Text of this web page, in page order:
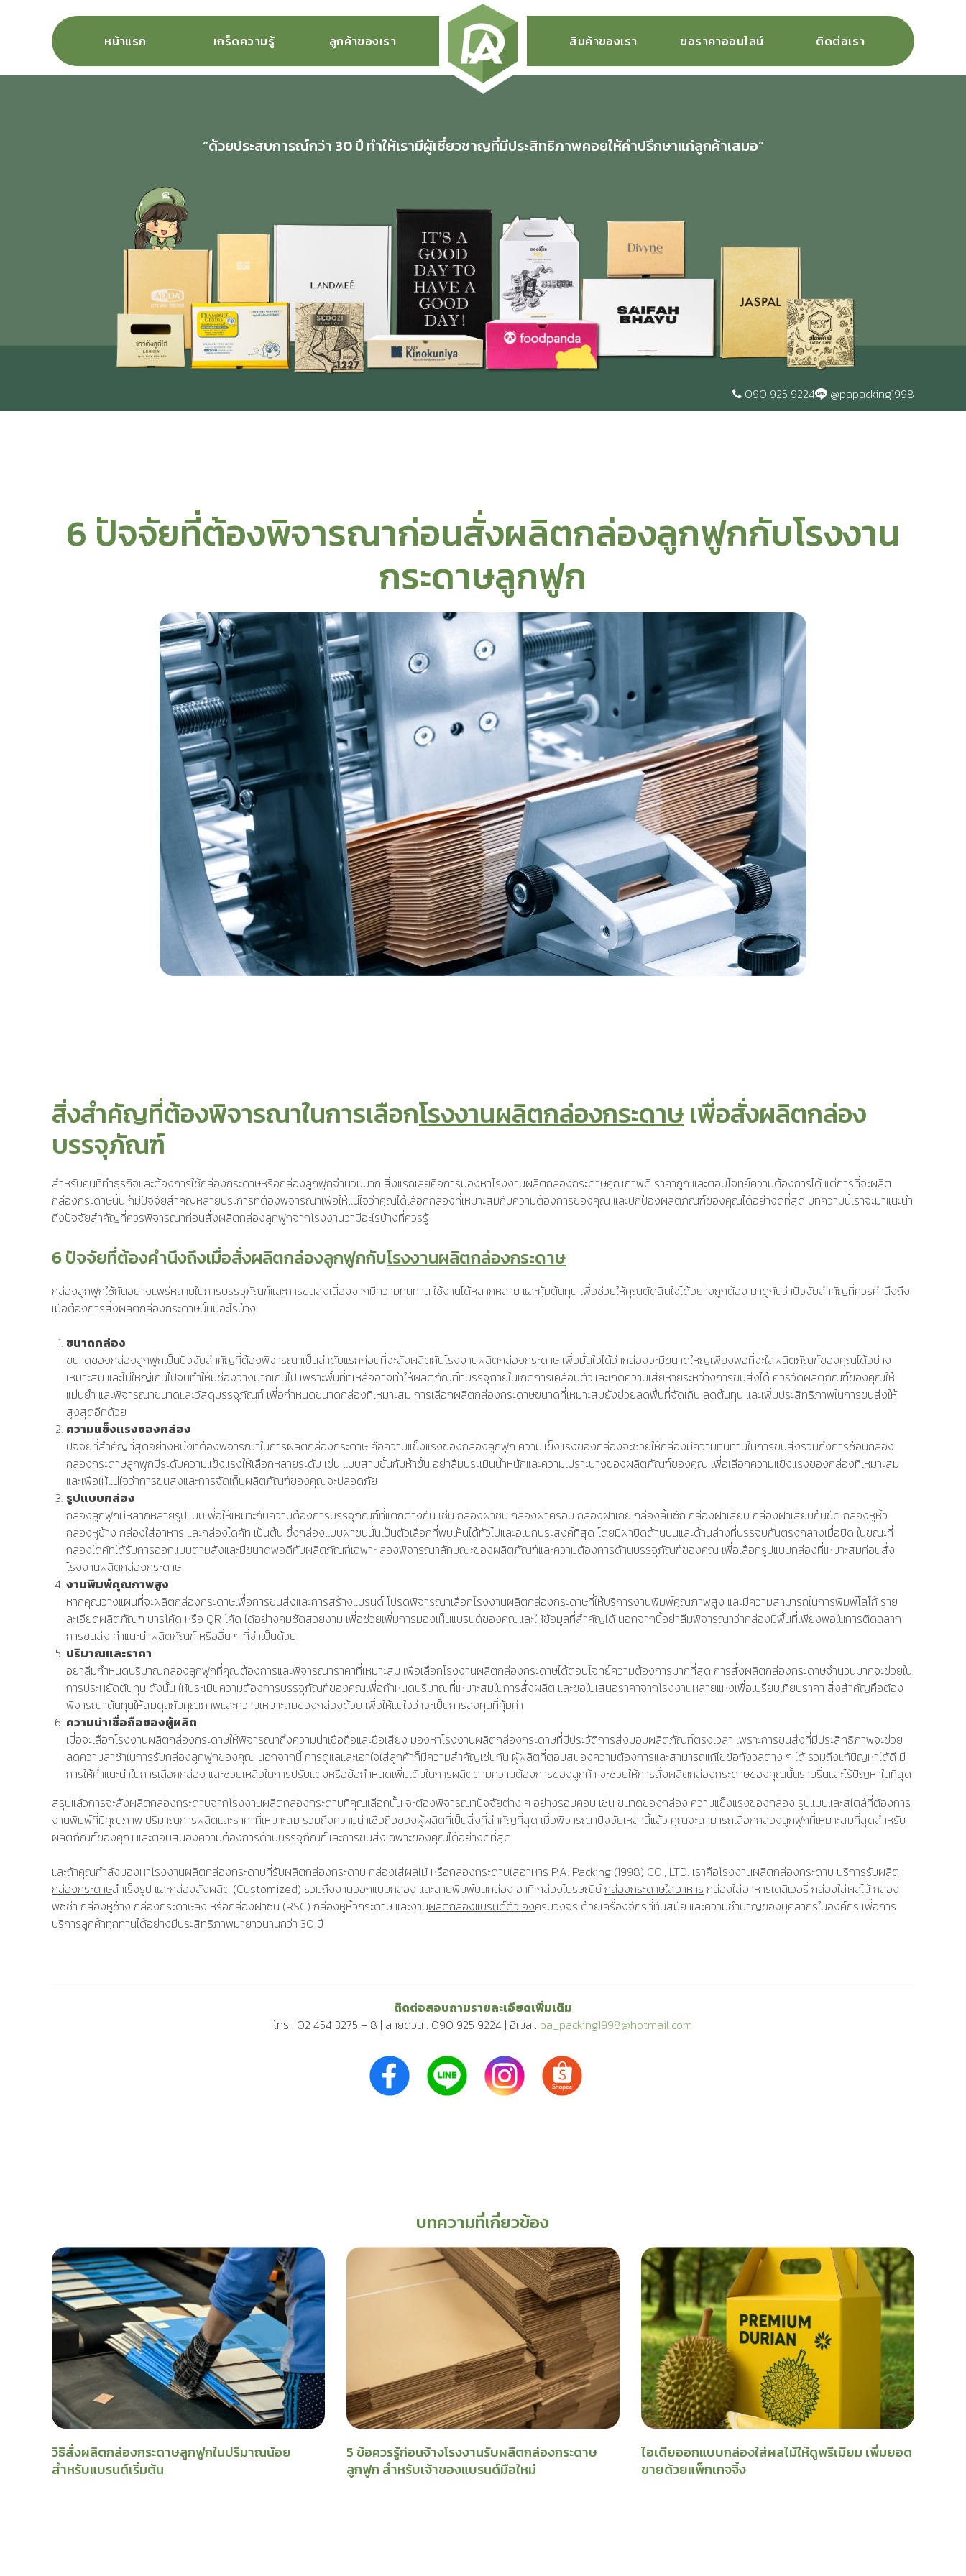
หน้าแรก เกร็ดความรู้ ลูกค้าของเรา สินค้าของเรา ขอราคาออนไลน์ ติดต่อเรา
“ด้วยประสบการณ์กว่า 30 ปี ทำให้เรามีผู้เชี่ยวชาญที่มีประสิทธิภาพคอยให้คำปรึกษาแก่ลูกค้าเสมอ”
090 925 9224 @papacking1998
6 ปัจจัยที่ต้องพิจารณาก่อนสั่งผลิตกล่องลูกฟูกกับโรงงาน
กระดาษลูกฟูก
สิ่งสำคัญที่ต้องพิจารณาในการเลือกโรงงานผลิตกล่องกระดาษเพื่อสั่งผลิตกล่อง
บรรจุภัณฑ์
สำหรับคนที่ทำธุรกิจและต้องการใช้กล่องกระดาษหรือกล่องลูกฟูกจำนวนมาก สิ่งแรกเลยคือการมองหาโรงงานผลิตกล่องกระดาษคุณภาพดี ราคาถูก และตอบโจทย์ความต้องการได้ แต่การที่จะผลิต
กล่องกระดาษนั้น ก็มีปัจจัยสำคัญหลายประการที่ต้องพิจารณาเพื่อให้แน่ใจว่าคุณได้เลือกกล่องที่เหมาะสมกับความต้องการของคุณ และปกป้องผลิตภัณฑ์ของคุณได้อย่างดีที่สุด บทความนี้เราจะมาแนะนำ
ถึงปัจจัยสำคัญที่ควรพิจารณาก่อนสั่งผลิตกล่องลูกฟูกจากโรงงานว่ามีอะไรบ้างที่ควรรู้
6 ปัจจัยที่ต้องคำนึงถึงเมื่อสั่งผลิตกล่องลูกฟูกกับโรงงานผลิตกล่องกระดาษ
กล่องลูกฟูกใช้กันอย่างแพร่หลายในการบรรจุภัณฑ์และการขนส่งเนื่องจากมีความทนทาน ใช้งานได้หลากหลาย และคุ้มต้นทุน เพื่อช่วยให้คุณตัดสินใจได้อย่างถูกต้อง มาดูกันว่าปัจจัยสำคัญที่ควรคำนึงถึง
เมื่อต้องการสั่งผลิตกล่องกระดาษนั้นมีอะไรบ้าง
ขนาดกล่อง
ขนาดของกล่องลูกฟูกเป็นปัจจัยสำคัญที่ต้องพิจารณาเป็นลำดับแรกก่อนที่จะสั่งผลิตกับโรงงานผลิตกล่องกระดาษ เพื่อมั่นใจได้ว่ากล่องจะมีขนาดใหญ่เพียงพอที่จะใส่ผลิตภัณฑ์ของคุณได้อย่าง
เหมาะสม และไม่ใหญ่เกินไปจนทำให้มีช่องว่างมากเกินไป เพราะพื้นที่ที่เหลืออาจทำให้ผลิตภัณฑ์ที่บรรจุภายในเกิดการเคลื่อนตัวและเกิดความเสียหายระหว่างการขนส่งได้ ควรวัดผลิตภัณฑ์ของคุณให้
แม่นยำ และพิจารณาขนาดและวัสดุบรรจุภัณฑ์ เพื่อกำหนดขนาดกล่องที่เหมาะสม การเลือกผลิตกล่องกระดาษขนาดที่เหมาะสมยังช่วยลดพื้นที่จัดเก็บ ลดต้นทุน และเพิ่มประสิทธิภาพในการขนส่งให้
สูงสุดอีกด้วย
ความแข็งแรงของกล่อง
ปัจจัยที่สำคัญที่สุดอย่างหนึ่งที่ต้องพิจารณาในการผลิตกล่องกระดาษ คือความแข็งแรงของกล่องลูกฟูก ความแข็งแรงของกล่องจะช่วยให้กล่องมีความทนทานในการขนส่งรวมถึงการซ้อนกล่อง
กล่องกระดาษลูกฟูกมีระดับความแข็งแรงให้เลือกหลายระดับ เช่น แบบสามชั้นกับห้าชั้น อย่าลืมประเมินน้ำหนักและความเปราะบางของผลิตภัณฑ์ของคุณ เพื่อเลือกความแข็งแรงของกล่องที่เหมาะสม
และเพื่อให้แน่ใจว่าการขนส่งและการจัดเก็บผลิตภัณฑ์ของคุณจะปลอดภัย
รูปแบบกล่อง
กล่องลูกฟูกมีหลากหลายรูปแบบเพื่อให้เหมาะกับความต้องการบรรจุภัณฑ์ที่แตกต่างกัน เช่น กล่องฝาชน กล่องฝาครอบ กล่องฝาเกย กล่องลิ้นชัก กล่องฝาเสียบ กล่องฝาเสียบก้นขัด กล่องหูหิ้ว
กล่องหูช้าง กล่องใส่อาหาร และกล่องไดคัท เป็นต้น ซึ่งกล่องแบบฝาชนนั้นเป็นตัวเลือกที่พบเห็นได้ทั่วไปและอเนกประสงค์ที่สุด โดยมีฝาปิดด้านบนและด้านล่างที่บรรจบกันตรงกลางเมื่อปิด ในขณะที่
กล่องไดคัทได้รับการออกแบบตามสั่งและมีขนาดพอดีกับผลิตภัณฑ์เฉพาะ ลองพิจารณาลักษณะของผลิตภัณฑ์และความต้องการด้านบรรจุภัณฑ์ของคุณ เพื่อเลือกรูปแบบกล่องที่เหมาะสมก่อนสั่ง
โรงงานผลิตกล่องกระดาษ
งานพิมพ์คุณภาพสูง
หากคุณวางแผนที่จะผลิตกล่องกระดาษเพื่อการขนส่งและการสร้างแบรนด์ โปรดพิจารณาเลือกโรงงานผลิตกล่องกระดาษที่ให้บริการงานพิมพ์คุณภาพสูง และมีความสามารถในการพิมพ์โลโก้ ราย
ละเอียดผลิตภัณฑ์ บาร์โค้ด หรือ QR โค้ด ได้อย่างคมชัดสวยงาม เพื่อช่วยเพิ่มการมองเห็นแบรนด์ของคุณและให้ข้อมูลที่สำคัญได้ นอกจากนี้อย่าลืมพิจารณาว่ากล่องมีพื้นที่เพียงพอในการติดฉลาก
การขนส่ง คำแนะนำผลิตภัณฑ์ หรืออื่น ๆ ที่จำเป็นด้วย
ปริมาณและราคา
อย่าลืมกำหนดปริมาณกล่องลูกฟูกที่คุณต้องการและพิจารณาราคาที่เหมาะสม เพื่อเลือกโรงงานผลิตกล่องกระดาษได้ตอบโจทย์ความต้องการมากที่สุด การสั่งผลิตกล่องกระดาษจำนวนมากจะช่วยใน
การประหยัดต้นทุน ดังนั้น ให้ประเมินความต้องการบรรจุภัณฑ์ของคุณเพื่อกำหนดปริมาณที่เหมาะสมในการสั่งผลิต และขอใบเสนอราคาจากโรงงานหลายแห่งเพื่อเปรียบเทียบราคา สิ่งสำคัญคือต้อง
พิจารณาต้นทุนให้สมดุลกับคุณภาพและความเหมาะสมของกล่องด้วย เพื่อให้แน่ใจว่าจะเป็นการลงทุนที่คุ้มค่า
ความน่าเชื่อถือของผู้ผลิต
เมื่อจะเลือกโรงงานผลิตกล่องกระดาษให้พิจารณาถึงความน่าเชื่อถือและชื่อเสียง มองหาโรงงานผลิตกล่องกระดาษที่มีประวัติการส่งมอบผลิตภัณฑ์ตรงเวลา เพราะการขนส่งที่มีประสิทธิภาพจะช่วย
ลดความล่าช้าในการรับกล่องลูกฟูกของคุณ นอกจากนี้ การดูแลและเอาใจใส่ลูกค้าก็มีความสำคัญเช่นกัน ผู้ผลิตที่ตอบสนองความต้องการและสามารถแก้ไขข้อกังวลต่าง ๆ ได้ รวมถึงแก้ปัญหาได้ดี มี
การให้คำแนะนำในการเลือกกล่อง และช่วยเหลือในการปรับแต่งหรือข้อกำหนดเพิ่มเติมในการผลิตตามความต้องการของลูกค้า จะช่วยให้การสั่งผลิตกล่องกระดาษของคุณนั้นราบรื่นและไร้ปัญหาในที่สุด
สรุปแล้วการจะสั่งผลิตกล่องกระดาษจากโรงงานผลิตกล่องกระดาษที่คุณเลือกนั้น จะต้องพิจารณาปัจจัยต่าง ๆ อย่างรอบคอบ เช่น ขนาดของกล่อง ความแข็งแรงของกล่อง รูปแบบและสไตล์ที่ต้องการ
งานพิมพ์ที่มีคุณภาพ ปริมาณการผลิตและราคาที่เหมาะสม รวมถึงความน่าเชื่อถือของผู้ผลิตที่เป็นสิ่งที่สำคัญที่สุด เมื่อพิจารณาปัจจัยเหล่านี้แล้ว คุณจะสามารถเลือกกล่องลูกฟูกที่เหมาะสมที่สุดสำหรับ
ผลิตภัณฑ์ของคุณ และตอบสนองความต้องการด้านบรรจุภัณฑ์และการขนส่งเฉพาะของคุณได้อย่างดีที่สุด
และถ้าคุณกำลังมองหาโรงงานผลิตกล่องกระดาษที่รับผลิตกล่องกระดาษ กล่องใส่ผลไม้ หรือกล่องกระดาษใส่อาหาร P.A. Packing (1998) CO., LTD. เราคือโรงงานผลิตกล่องกระดาษ บริการรับผลิต
กล่องกระดาษสำเร็จรูป และกล่องสั่งผลิต (Customized) รวมถึงงานออกแบบกล่อง และลายพิมพ์บนกล่อง อาทิ กล่องไปรษณีย์กล่องกระดาษใส่อาหาร กล่องใส่อาหารเดลิเวอรี่ กล่องใส่ผลไม้ กล่อง
พิซซ่า กล่องหูช้าง กล่องกระดาษลัง หรือกล่องฝาชน (RSC) กล่องหูหิ้วกระดาษ และงานผลิตกล่องแบรนด์ตัวเองครบวงจร ด้วยเครื่องจักรที่ทันสมัย และความชำนาญของบุคลากรในองค์กร เพื่อการ
บริการลูกค้าทุกท่านได้อย่างมีประสิทธิภาพมายาวนานกว่า 30 ปี
ติดต่อสอบถามรายละเอียดเพิ่มเติม
โทร : 02 454 3275 – 8 | สายด่วน : 090 925 9224 | อีเมล : pa_packing1998@hotmail.com
บทความที่เกี่ยวข้อง
วิธีสั่งผลิตกล่องกระดาษลูกฟูกในปริมาณน้อย
สำหรับแบรนด์เริ่มต้น
5 ข้อควรรู้ก่อนจ้างโรงงานรับผลิตกล่องกระดาษ
ลูกฟูก สำหรับเจ้าของแบรนด์มือใหม่
ไอเดียออกแบบกล่องใส่ผลไม้ให้ดูพรีเมียม เพิ่มยอด
ขายด้วยแพ็กเกจจิ้ง